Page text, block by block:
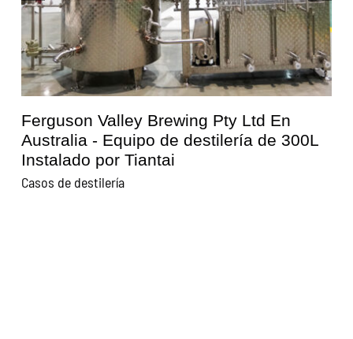
Ferguson Valley Brewing Pty Ltd En
Australia - Equipo de destilería de 300L
Instalado por Tiantai
Casos de destilería